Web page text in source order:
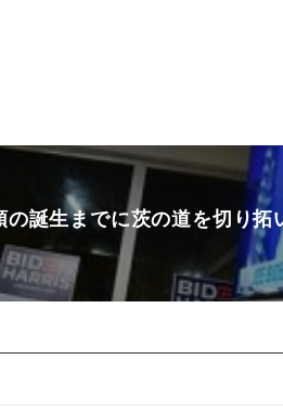
誕生までに茨の道を切り拓